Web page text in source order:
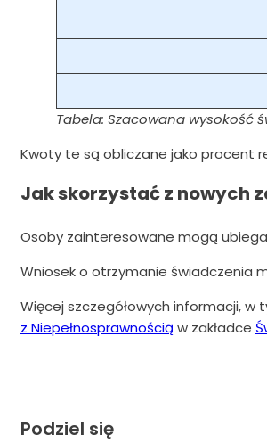
Tabela: Szacowana wysokość
Kwoty te są obliczane jako procent
Jak skorzystać z nowych
Osoby zainteresowane mogą
Wniosek o otrzymanie świadczenia
Więcej szczegółowych informacji,
z Niepełnosprawnością w zakładce
Podziel się